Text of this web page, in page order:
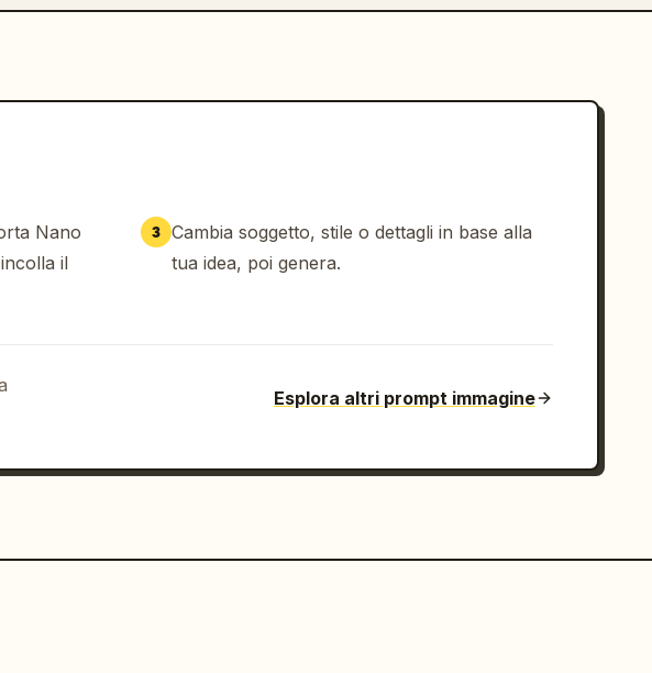
Nano
il
3 Cambia soggetto, stile o dettagli in base alla
tua idea, poi genera.
Esplora altri prompt immagine